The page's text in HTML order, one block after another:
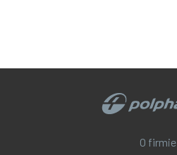
O firmie